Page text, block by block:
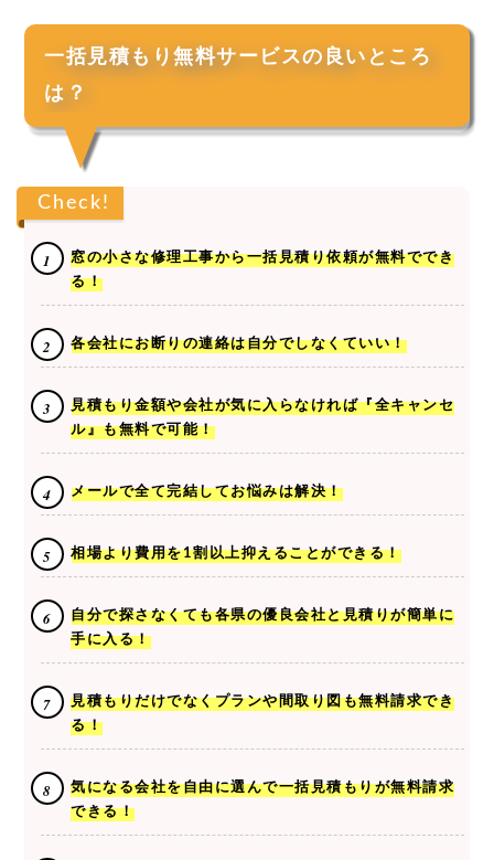
一括見積もり無料サービスの良いところ
は？
Check!
窓の小さな修理工事から一括見積り依頼が無料ででき
る！
各会社にお断りの連絡は自分でしなくていい！
見積もり金額や会社が気に入らなければ『全キャンセ
ル』も無料で可能！
メールで全て完結してお悩みは解決！
相場より費用を1割以上抑えることができる！
自分で探さなくても各県の優良会社と見積りが簡単に
手に入る！
見積もりだけでなくプランや間取り図も無料請求でき
る！
気になる会社を自由に選んで一括見積もりが無料請求
できる！